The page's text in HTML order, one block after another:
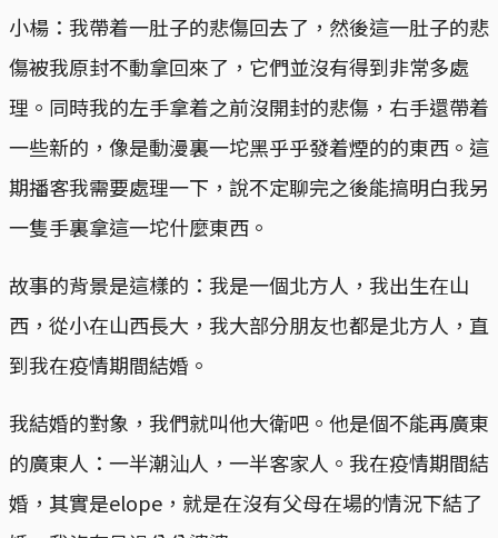
小楊：我帶着一肚子的悲傷回去了，然後這一肚子的悲
傷被我原封不動拿回來了，它們並沒有得到非常多處
理。同時我的左手拿着之前沒開封的悲傷，右手還帶着
一些新的，像是動漫裏一坨黑乎乎發着煙的的東西。這
期播客我需要處理一下，說不定聊完之後能搞明白我另
一隻手裏拿這一坨什麼東西。
故事的背景是這樣的：我是一個北方人，我出生在山
西，從小在山西長大，我大部分朋友也都是北方人，直
到我在疫情期間結婚。
我結婚的對象，我們就叫他大衛吧。他是個不能再廣東
的廣東人：一半潮汕人，一半客家人。我在疫情期間結
婚，其實是elope，就是在沒有父母在場的情況下結了